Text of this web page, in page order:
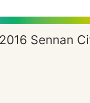
Sennan